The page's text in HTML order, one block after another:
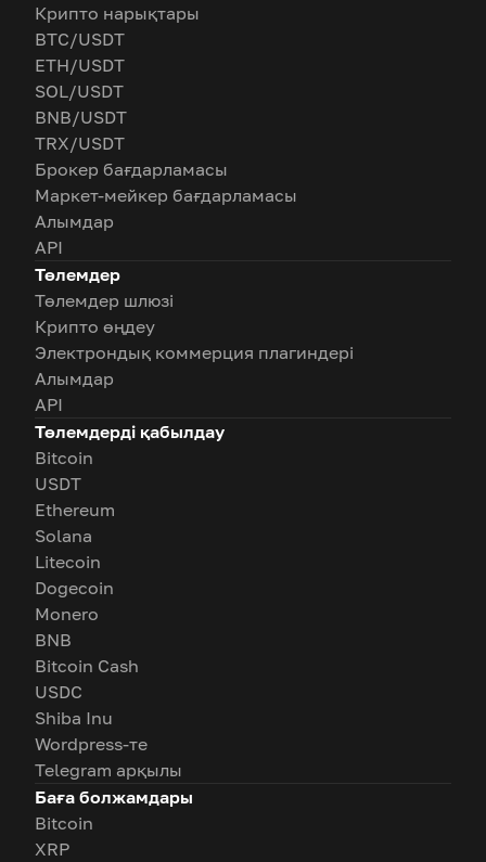
Крипто нарықтары
BTC/USDT
ETH/USDT
SOL/USDT
BNB/USDT
TRX/USDT
Брокер бағдарламасы
Маркет-мейкер бағдарламасы
Алымдар
API
Төлемдер
Төлемдер шлюзі
Крипто өңдеу
Электрондық коммерция плагиндері
Алымдар
API
Төлемдерді қабылдау
Bitcoin
USDT
Ethereum
Solana
Litecoin
Dogecoin
Monero
BNB
Bitcoin Cash
USDC
Shiba Inu
Wordpress-те
Telegram арқылы
Баға болжамдары
Bitcoin
XRP